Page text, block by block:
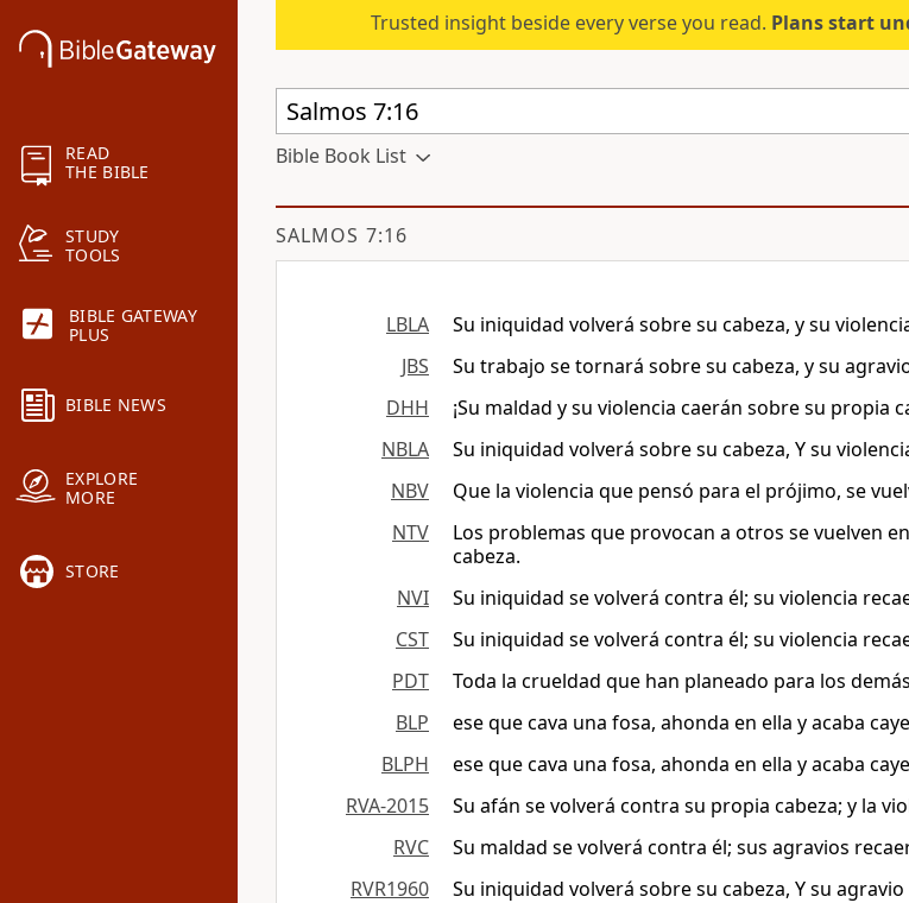
READ
THE BIBLE
STUDY
TOOLS
BIBLE GATEWAY
PLUS
BIBLE NEWS
EXPLORE
MORE
STORE
Trusted insight beside every verse you read. Plans start
Bible Book List
SALMOS 7:16
LBLA
Su iniquidad volverá sobre su cabeza, y su
JBS
Su trabajo se tornará sobre su cabeza, y su
DHH
¡Su maldad y su violencia caerán sobre su propia
NBLA
Su iniquidad volverá sobre su cabeza, Y su
NBV
Que la violencia que pensó para el prójimo, se
NTV
Los problemas que provocan a otros se vuelven
cabeza.
NVI
Su iniquidad se volverá contra él; su violencia
CST
Su iniquidad se volverá contra él; su violencia
PDT
Toda la crueldad que han planeado para los
BLP
ese que cava una fosa, ahonda en ella y acaba
BLPH
ese que cava una fosa, ahonda en ella y acaba
RVA-2015
Su afán se volverá contra su propia cabeza; y la
RVC
Su maldad se volverá contra él; sus agravios
RVR1960
Su iniquidad volverá sobre su cabeza, Y su